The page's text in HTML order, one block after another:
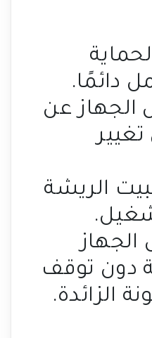
دائمًا.
الجهاز عن
الريشة
دون توقف
الزائدة.